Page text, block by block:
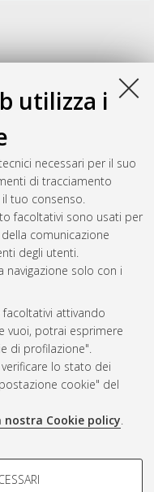
utilizza i
necessari per il suo
di tracciamento
tuo consenso.
facoltativi sono usati per
comunicazione
degli utenti.
navigazione solo con i
attivando
vuoi, potrai esprimere
di profilazione".
lo stato dei
cookie" del
nostra Cookie policy.